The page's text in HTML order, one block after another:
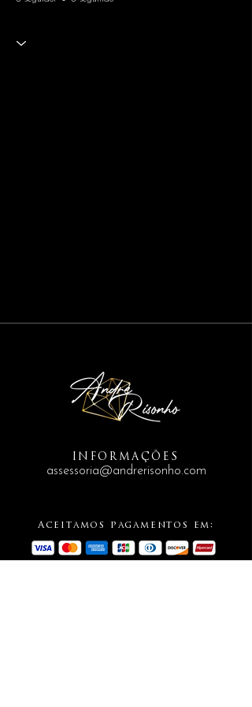
assessoria@andrerisonho.com
INFORMAÇÕES
Aceitamos pagamentos em: